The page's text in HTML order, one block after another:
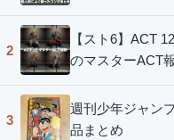
2
【スト6】ACT
のマスターACT
3
週刊少年ジャン
品まとめ